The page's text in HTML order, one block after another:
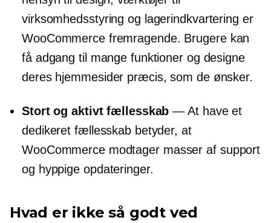
virksomhedsstyring og lagerindkvartering er
WooCommerce fremragende. Brugere kan
få adgang til mange funktioner og designe
deres hjemmesider præcis, som de ønsker.
Stort og aktivt fællesskab — At have et
dedikeret fællesskab betyder, at
WooCommerce modtager masser af support
og hyppige opdateringer.
Hvad er ikke så godt ved